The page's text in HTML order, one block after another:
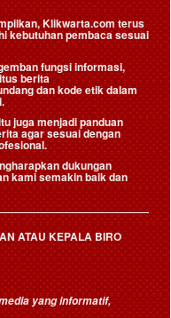
Klikwarta.com terus
kebutuhan pembaca sesuai
fungsi informasi,
berita
dan kode etik dalam
juga menjadi panduan
agar sesuai dengan
dukungan
kami semakin baik dan
ATAU KEPALA BIRO
yang informatif,